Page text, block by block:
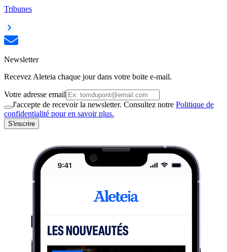
Tribunes
Newsletter
Recevez Aleteia chaque jour dans votre boite e-mail.
Votre adresse email
J'accepte de recevoir la newsletter. Consultez notre Politique de
confidentialité pour en savoir plus.
S'inscrire